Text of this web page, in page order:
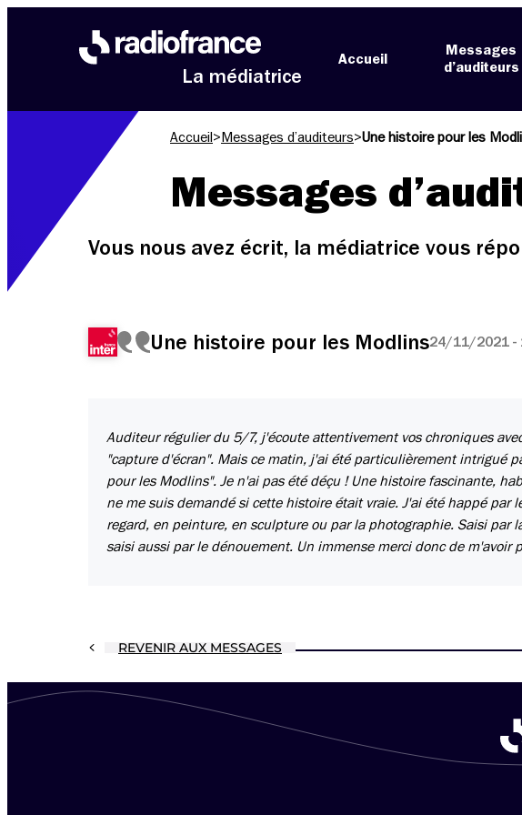
La médiatrice
Accueil
Messages
d’auditeurs
Accueil > Messages d’auditeurs>Une histoire pour les
Messages
Vous nous avez écrit, la médiatrice vous
Une histoire pour les Modlins24/11/2021 -
Auditeur régulier du 5/7, j'écoute attentivement vos chroniques
"capture d'écran". Mais ce matin, j'ai été particulièrement intrigué
pour les Modlins". Je n'ai pas été déçu ! Une histoire fascinante,
ne me suis demandé si cette histoire était vraie. J'ai été happé par
regard, en peinture, en sculpture ou par la photographie. Saisi
saisi aussi par le dénouement. Un immense merci donc de m'avoir
REVENIR AUX MESSAGES